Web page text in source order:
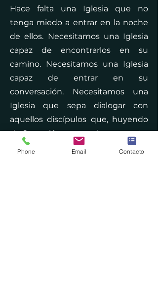
Hace falta una Iglesia que no
tenga miedo a entrar en la noche
de ellos. Necesitamos una Iglesia
capaz de encontrarlos en su
camino. Necesitamos una Iglesia
capaz de entrar en su
conversación. Necesitamos una
Iglesia que sepa dialogar con
aquellos discípulos que, huyendo
de Jerusalén, vagan sin una meta,
solos, con su propio desencanto,
Phone Email Contacto